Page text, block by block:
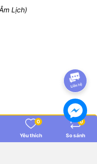
Lịch)
Yêu thích
0
So sánh
0